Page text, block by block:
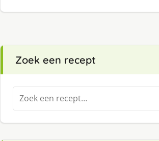
Zoek een recept
Zoeken
naar: